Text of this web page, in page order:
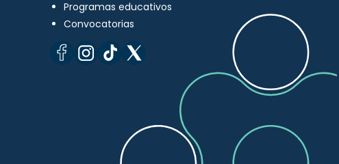
Programas educativos
Convocatorias